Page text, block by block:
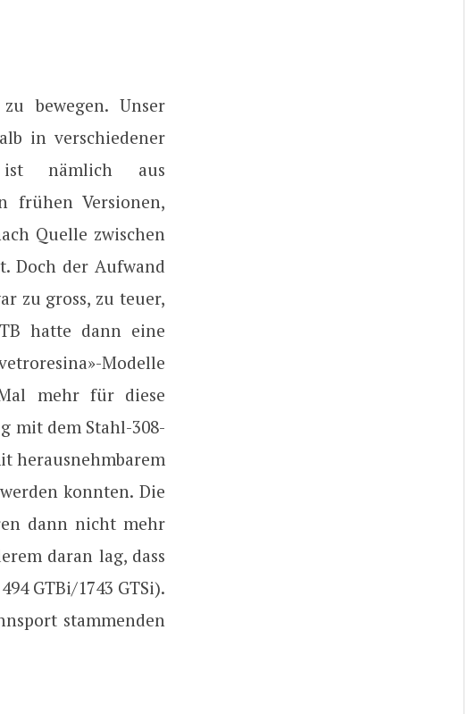
bewegen. Unser
in verschiedener
ist nämlich aus
frühen Versionen,
Quelle zwischen
Doch der Aufwand
zu gross, zu teuer,
hatte dann eine
Modelle
mehr für diese
mit dem Stahl-308-
herausnehmbarem
konnten. Die
dann nicht mehr
daran lag, dass
GTBi/1743 GTSi).
stammenden